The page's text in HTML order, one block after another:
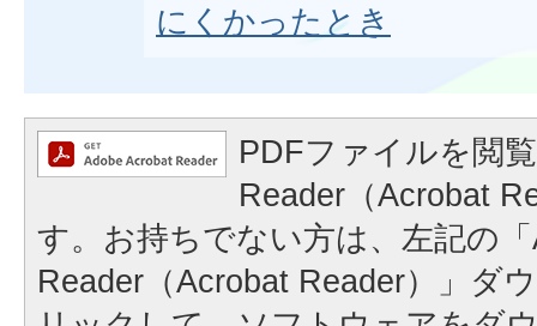
にくかったとき
PDFファイルを閲
Reader（Acrobat
す。お持ちでない方は、左記の
Reader（Acrobat Reader）」ダ